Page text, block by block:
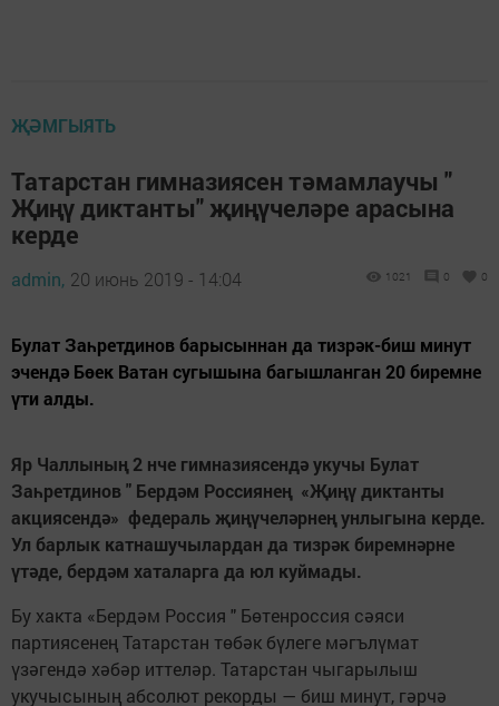
ҖӘМГЫЯТЬ
Татарстан гимназиясен тәмамлаучы "
Җиңү диктанты" җиңүчеләре арасына
керде
admin, 20 июнь 2019 - 14:04 1021 0 0
Булат Заһретдинов барысыннан да тизрәк-биш минут
эчендә Бөек Ватан сугышына багышланган 20 биремне
үти алды.
Яр Чаллының 2 нче гимназиясендә укучы Булат
Заһретдинов " Бердәм Россиянең «Җиңү диктанты
акциясендә» федераль җиңүчеләрнең унлыгына керде.
Ул барлык катнашучылардан да тизрәк биремнәрне
үтәде, бердәм хаталарга да юл куймады.
Бу хакта «Бердәм Россия " Бөтенроссия сәяси
партиясенең Татарстан төбәк бүлеге мәгълүмат
үзәгендә хәбәр иттеләр. Татарстан чыгарылыш
укучысының абсолют рекорды — биш минут, гәрчә